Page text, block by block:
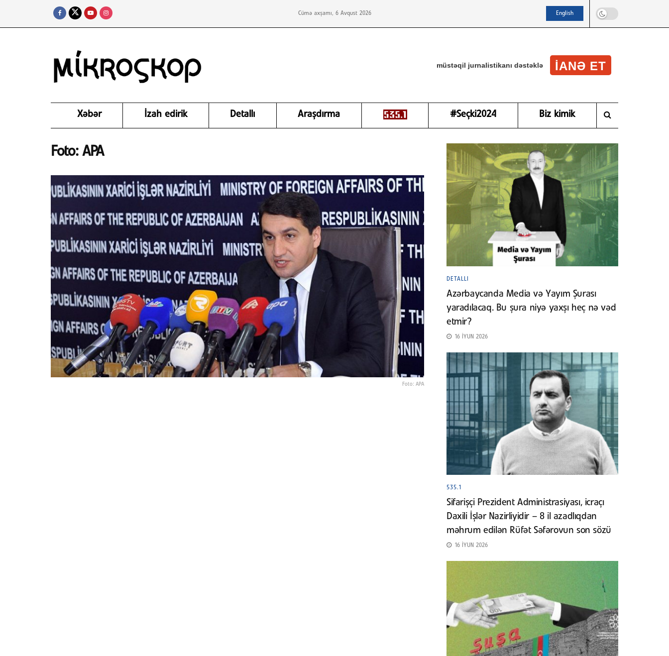
Cümə axşamı, 6 Avqust 2026 English
müstəqil jurnalistikanı dəstəklə IANƏ ET
Xəbər İzah edirik Detallı Araşdırma #Seçki2024 Biz kimik
Foto: APA
Foto: APA
DETALLI
Azərbaycanda Media və Yayım Şurası
yaradılacaq. Bu şura niyə yaxşı heç nə vəd
etmir?
16 İYUN 2026
535.1
Sifarişçi Prezident Administrasiyası, icraçı
Daxili İşlər Nazirliyidir – 8 il azadlıqdan
məhrum edilən Rüfət Səfərovun son sözü
16 İYUN 2026